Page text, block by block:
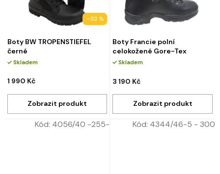
–33 %
Boty BW TROPENSTIEFEL
černé
Skladem
1 990 Kč
Boty Francie polní
celokožené Gore-Tex
Skladem
3 190 Kč
Kód: 4056/40 -255- Kód: 4344/46-5 - 300